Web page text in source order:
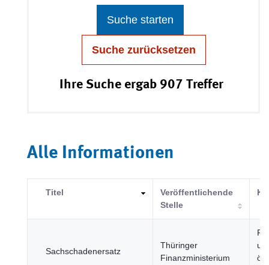
Suche starten
Suche zurücksetzen
Ihre Suche ergab 907 Treffer
Alle Informationen
Titel
Veröffentlichende
Stelle
Sachschadenersatz
Thüringer
Finanzministerium